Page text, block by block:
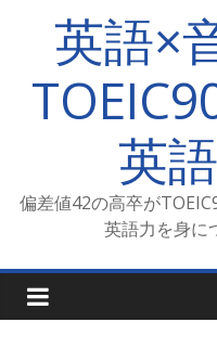
英語×
英
偏差値42の高卒が
英語力を身に